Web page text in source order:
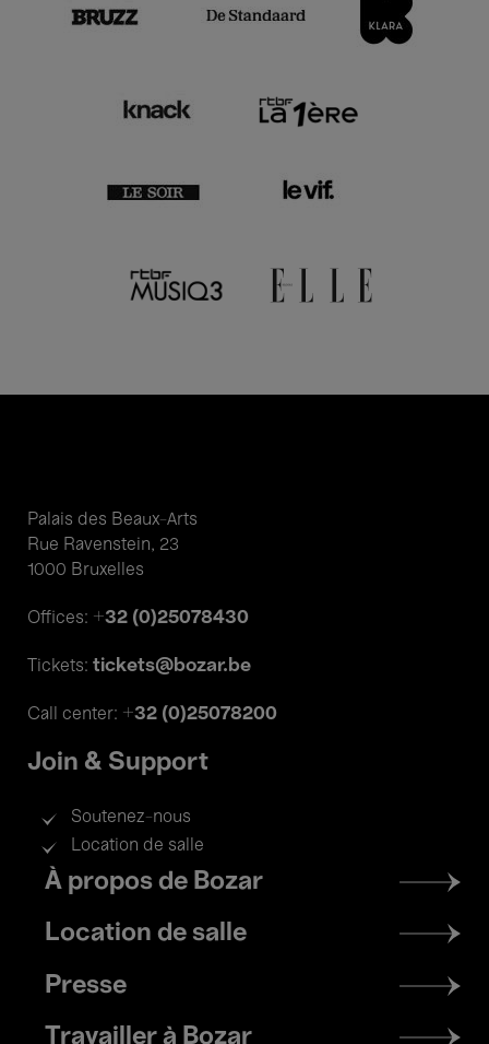
Palais des Beaux-Arts
Rue Ravenstein, 23
1000 Bruxelles
Offices: +32 (0)25078430
Tickets: tickets@bozar.be
Call center: +32 (0)25078200
Join & Support
Soutenez-nous
Location de salle
Footer
menu
À propos de Bozar
Location de salle
Presse
Travailler à Bozar